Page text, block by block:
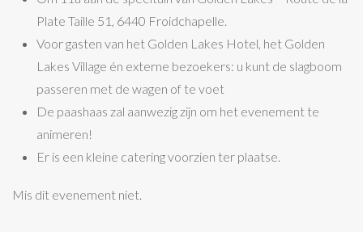
Plate Taille 51, 6440 Froidchapelle.
Voor gasten van het Golden Lakes Hotel, het Golden
Lakes Village én externe bezoekers: u kunt de slagboom
passeren met de wagen of te voet
De paashaas zal aanwezig zijn om het evenement te
animeren!
Er is een kleine catering voorzien ter plaatse.
Mis dit evenement niet.